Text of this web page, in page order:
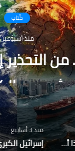
كُتاب
أسبوعين
إلى
الكوارث
الأكبر لاستقرار المنطقة؟
منذ 3 أسابيع